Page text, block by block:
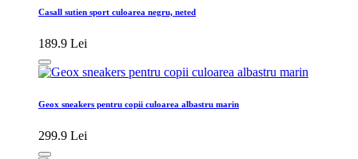
Casall sutien sport culoarea negru, neted
189.9 Lei
Geox sneakers pentru copii culoarea albastru marin
299.9 Lei